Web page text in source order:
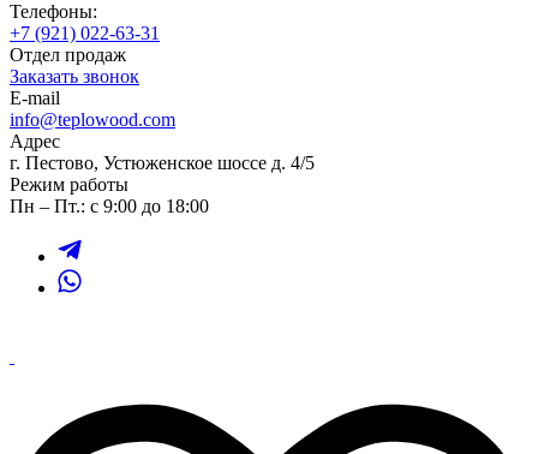
Телефоны:
+7 (921) 022-63-31
Отдел продаж
Заказать звонок
E-mail
info@teplowood.com
Адрес
г. Пестово, Устюженское шоссе д. 4/5
Режим работы
Пн – Пт.: с 9:00 до 18:00